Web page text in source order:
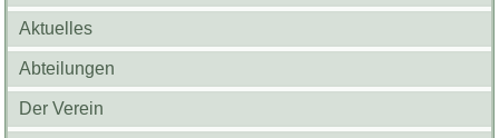
Aktuelles
Abteilungen
Der Verein